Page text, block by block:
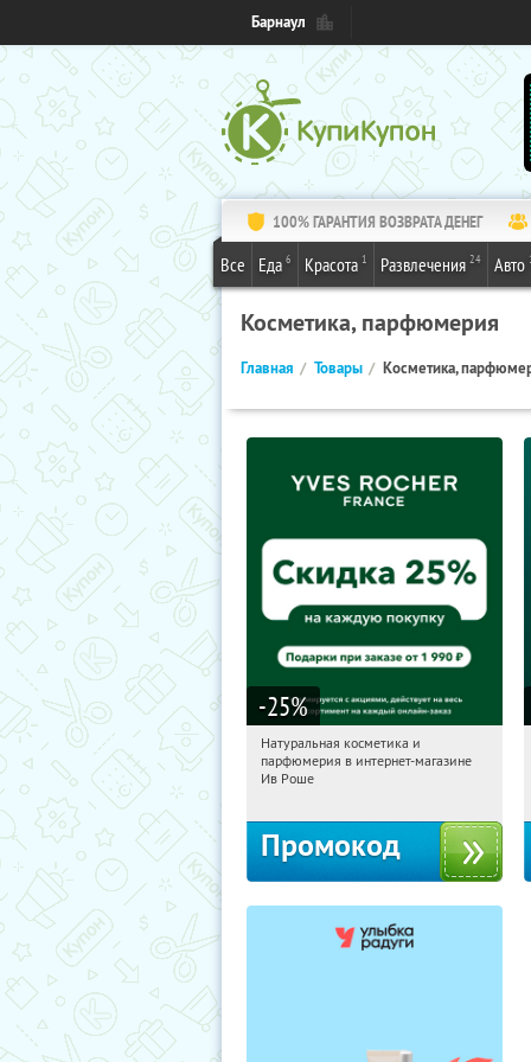
Барнаул
100% ГАРАНТИЯ ВОЗВРАТА ДЕНЕГ
Все Еда 6 Красота 1 Развлечения 24 Авто
Косметика, парфюмерия
Главная Товары Косметика,
-25%
03:05:33 Получили:
Россия
Натуральная косметика и
парфюмерия в интернет-магазине
Ив Роше
Промокод